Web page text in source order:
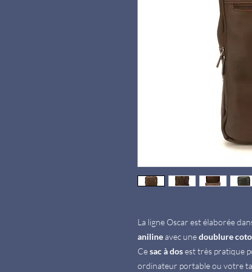
La ligne Oscar est élaborée
anilineavec unedoublure
Cesac à dosest très pratique
ordinateur portable ou votre